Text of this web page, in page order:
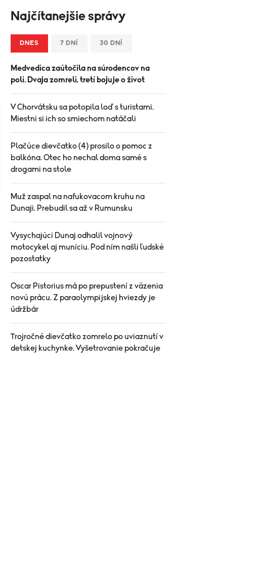
Najčítanejšie správy
DNES 7 DNÍ 30 DNÍ
Medvedica zaútočila na súrodencov na
poli. Dvaja zomreli, tretí bojuje o život
V Chorvátsku sa potopila loď s turistami.
Miestni si ich so smiechom natáčali
Plačúce dievčatko (4) prosilo o pomoc z
balkóna. Otec ho nechal doma samé s
drogami na stole
Muž zaspal na nafukovacom kruhu na
Dunaji. Prebudil sa až v Rumunsku
Vysychajúci Dunaj odhalil vojnový
motocykel aj muníciu. Pod ním našli ľudské
pozostatky
Oscar Pistorius má po prepustení z väzenia
novú prácu. Z paraolympijskej hviezdy je
údržbár
Trojročné dievčatko zomrelo po uviaznutí v
detskej kuchynke. Vyšetrovanie pokračuje